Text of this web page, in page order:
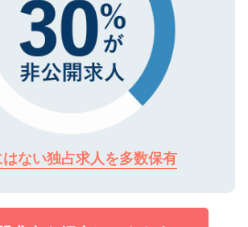
ない独占求人を多数保有